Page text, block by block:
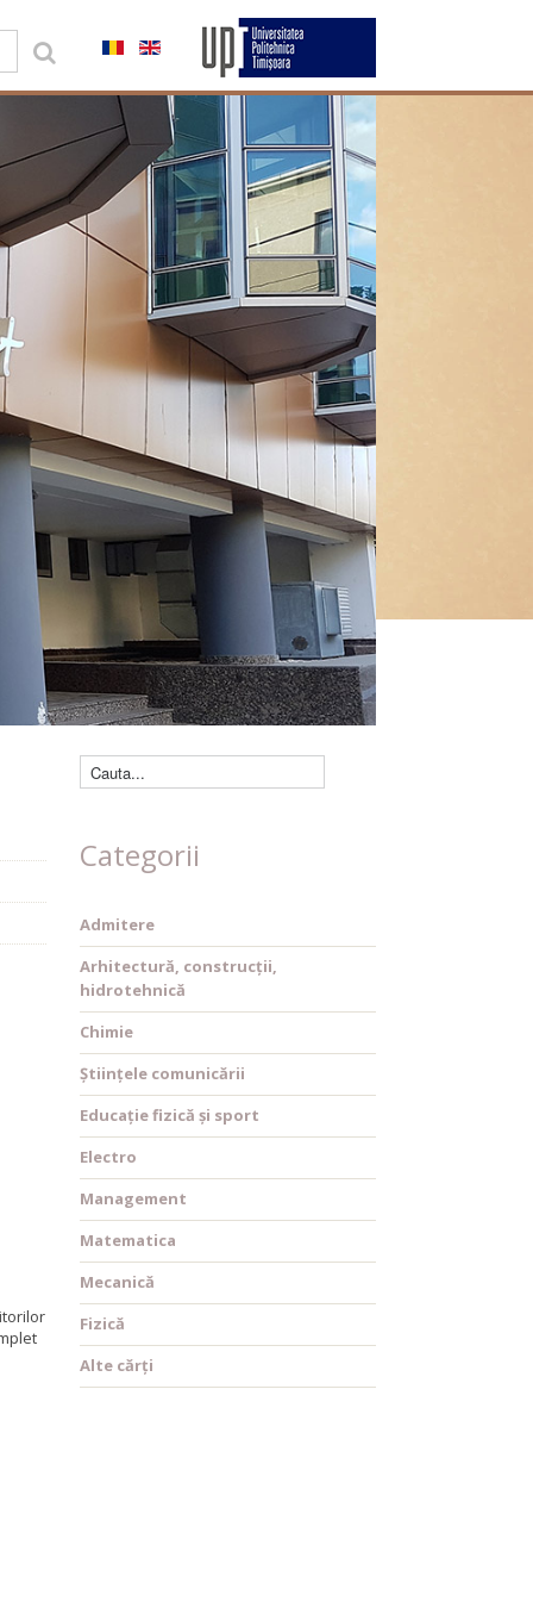
0,00 lei
Contul meu
Căutare cărți
Categorii
Admitere
Arhitectură, construcții,
hidrotehnică
Chimie
Științele comunicării
Educație fizică și sport
Electro
Management
Matematica
Mecanică
Fizică
Alte cărți